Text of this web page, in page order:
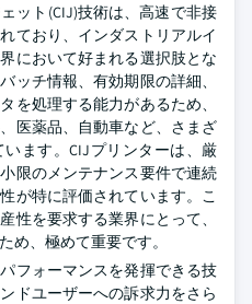
ット(CIJ)技術は、高速で非接
ており、インダストリアルイ
において好まれる選択肢とな
ッチ情報、有効期限の詳細、
を処理する能力があるため、
医薬品、自動車など、さまざ
ます。CIJプリンターは、厳
限のメンテナンス要件で連続
が特に評価されています。こ
性を要求する業界にとって、
め、極めて重要です。
フォーマンスを発揮できる技
ドユーザーへの訴求力をさら